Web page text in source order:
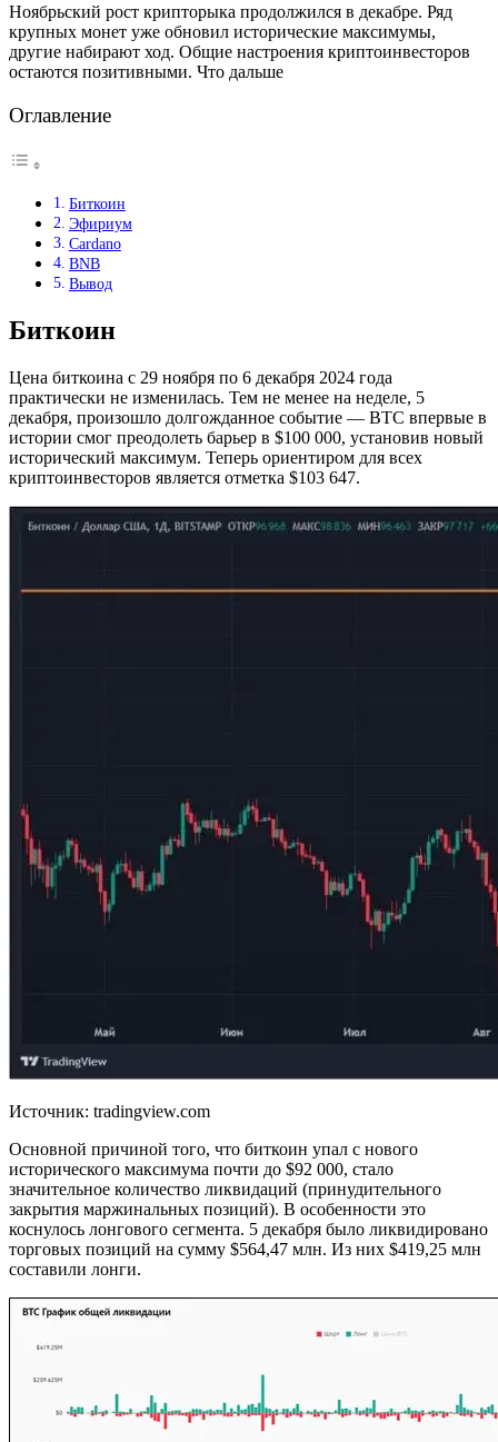
Ноябрьский рост крипторыка продолжился в декабре. Ряд
крупных монет уже обновил исторические максимумы,
другие набирают ход. Общие настроения криптоинвесторов
остаются позитивными. Что дальше
Оглавление
Биткоин
Эфириум
Cardano
BNB
Вывод
Биткоин
Цена биткоина с 29 ноября по 6 декабря 2024 года
практически не изменилась. Тем не менее на неделе, 5
декабря, произошло долгожданное событие — BTC впервые в
истории смог преодолеть барьер в $100 000, установив новый
исторический максимум. Теперь ориентиром для всех
криптоинвесторов является отметка $103 647.
Источник: tradingview.com
Основной причиной того, что биткоин упал с нового
исторического максимума почти до $92 000, стало
значительное количество ликвидаций (принудительного
закрытия маржинальных позиций). В особенности это
коснулось лонгового сегмента. 5 декабря было ликвидировано
торговых позиций на сумму $564,47 млн. Из них $419,25 млн
составили лонги.